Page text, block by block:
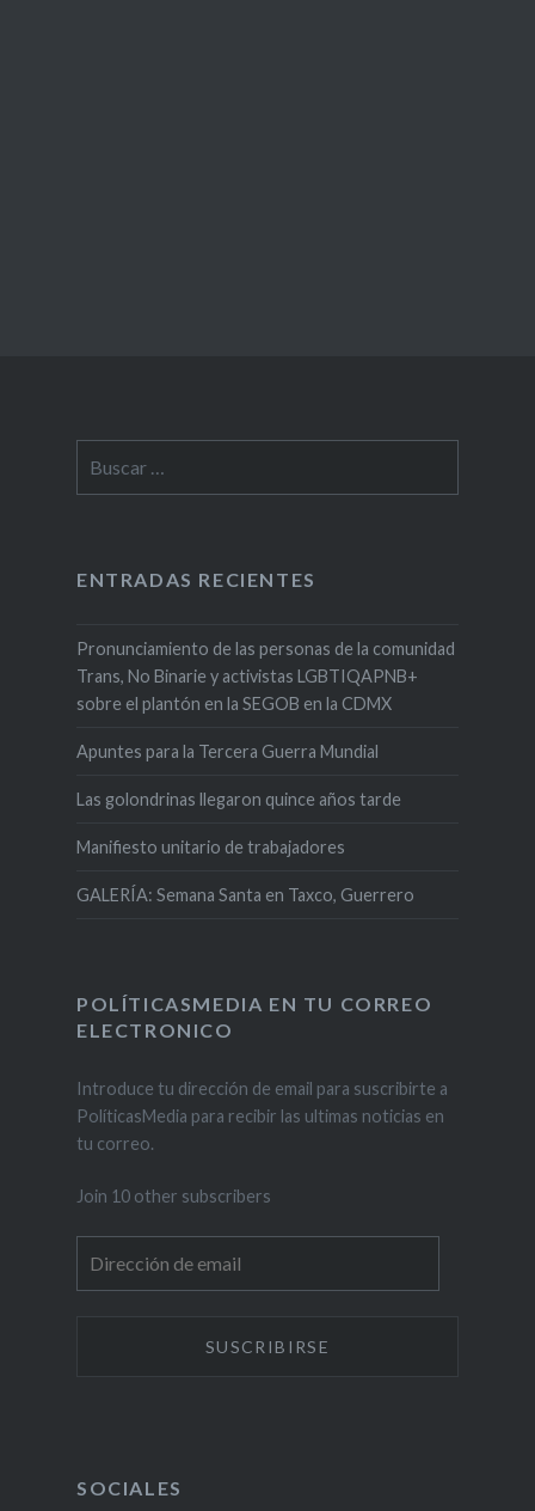
ENTRADAS RECIENTES
Pronunciamiento de las personas de la comunidad
Trans, No Binarie y activistas LGBTIQAPNB+
sobre el plantón en la SEGOB en la CDMX
Apuntes para la Tercera Guerra Mundial
Las golondrinas llegaron quince años tarde
Manifiesto unitario de trabajadores
GALERÍA: Semana Santa en Taxco, Guerrero
POLÍTICASMEDIA EN TU CORREO
ELECTRONICO
Introduce tu dirección de email para suscribirte a
PolíticasMedia para recibir las ultimas noticias en
tu correo.
Join 10 other subscribers
de
SOCIALES